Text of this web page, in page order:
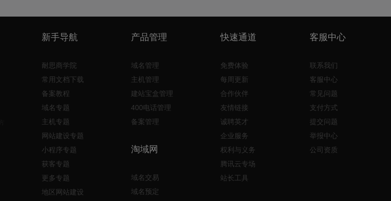
新手导航
耐思商学院
常用文档下载
备案教程
域名专题
主机专题
网站建设专题
小程序专题
获客专题
更多专题
地区网站建设
产品管理
域名管理
主机管理
建站宝盒管理
400电话管理
备案管理
淘域网
域名交易
域名预定
快速通道
免费体验
每周更新
合作伙伴
友情链接
诚聘英才
企业服务
权利与义务
腾讯云专场
站长工具
客服中心
联系我们
客服中心
常见问题
支付方式
提交问题
举报中心
公司资质